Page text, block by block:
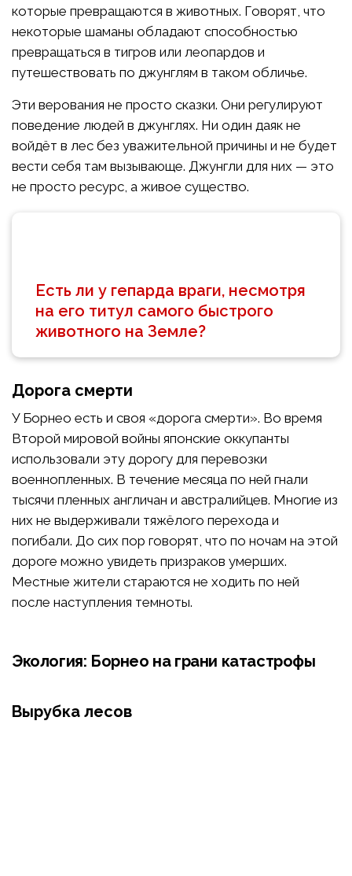
которые превращаются в животных. Говорят, что
некоторые шаманы обладают способностью
превращаться в тигров или леопардов и
путешествовать по джунглям в таком обличье.
Эти верования не просто сказки. Они регулируют
поведение людей в джунглях. Ни один даяк не
войдёт в лес без уважительной причины и не будет
вести себя там вызывающе. Джунгли для них — это
не просто ресурс, а живое существо.
Есть ли у гепарда враги, несмотря
на его титул самого быстрого
животного на Земле?
Дорога смерти
У Борнео есть и своя «дорога смерти». Во время
Второй мировой войны японские оккупанты
использовали эту дорогу для перевозки
военнопленных. В течение месяца по ней гнали
тысячи пленных англичан и австралийцев. Многие из
них не выдерживали тяжёлого перехода и
погибали. До сих пор говорят, что по ночам на этой
дороге можно увидеть призраков умерших.
Местные жители стараются не ходить по ней
после наступления темноты.
Экология: Борнео на грани катастрофы
Вырубка лесов